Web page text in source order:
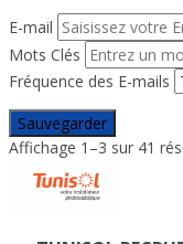
E-mail
Mots Clés
Fréquence des E-mails
Sauvegarder
Affichage 1–3 sur 41